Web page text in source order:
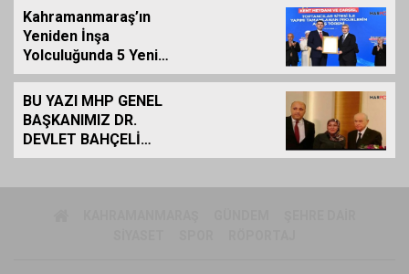
Kahramanmaraş’ın
Yeniden İnşa
Yolculuğunda 5 Yeni
Eser Daha Hizmete
Açıldı
BU YAZI MHP GENEL
BAŞKANIMIZ DR.
DEVLET BAHÇELİ
İÇİN KALEME